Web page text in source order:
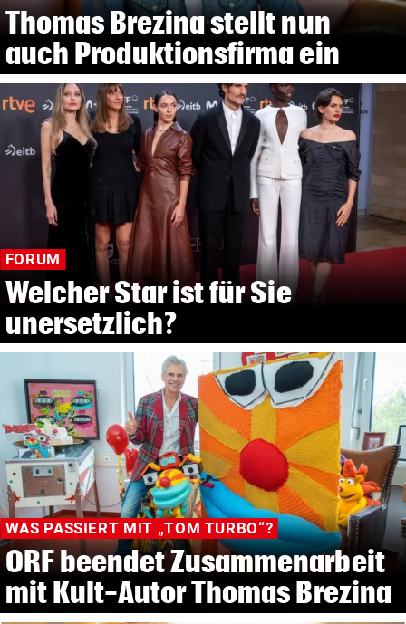
Thomas Brezina stellt nun
auch Produktionsfirma ein
FORUM
Welcher Star ist für Sie
unersetzlich?
WAS PASSIERT MIT „TOM TURBO“?
ORF beendet Zusammenarbeit
mit Kult-Autor Thomas Brezina